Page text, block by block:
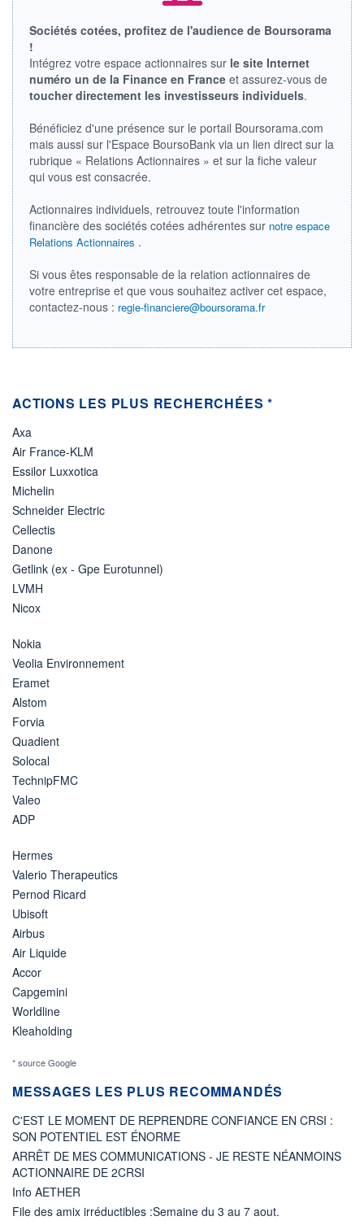
BAISSE HAUSSE
RENDEMENT
ESTIMÉ 2026
-
PER ESTIMÉ
2026
-
DIVIDENDE
0,00 EUR
DERNIER
DIVIDENDE
-
PROCHAIN
DIVIDENDE
ÉLIGIBILITÉ
Non éligible
Boursobank
+ PORTEFEUILLE + LISTE
Sociétés cotées, profitez de l'audience de Boursorama
!
Intégrez votre espace actionnaires sur le site Internet
numéro un de la Finance en France et assurez-vous de
toucher directement les investisseurs individuels.
Bénéficiez d'une présence sur le portail Boursorama.com
mais aussi sur l'Espace BoursoBank via un lien direct sur la
rubrique « Relations Actionnaires » et sur la fiche valeur
qui vous est consacrée.
Actionnaires individuels, retrouvez toute l'information
financière des sociétés cotées adhérentes sur notre espace
Relations Actionnaires .
Si vous êtes responsable de la relation actionnaires de
votre entreprise et que vous souhaitez activer cet espace,
contactez-nous : regie-financiere@boursorama.fr
ACTIONS LES PLUS RECHERCHÉES *
Axa
Air France-KLM
Essilor Luxxotica
Michelin
Schneider Electric
Cellectis
Danone
Getlink (ex - Gpe Eurotunnel)
LVMH
Nicox
Nokia
Veolia Environnement
Eramet
Alstom
Forvia
Quadient
Solocal
TechnipFMC
Valeo
ADP
Hermes
Valerio Therapeutics
Pernod Ricard
Ubisoft
Airbus
Air Liquide
Accor
Capgemini
Worldline
Kleaholding
* source Google
MESSAGES LES PLUS RECOMMANDÉS
C'EST LE MOMENT DE REPRENDRE CONFIANCE EN CRSI :
SON POTENTIEL EST ÉNORME
ARRÊT DE MES COMMUNICATIONS - JE RESTE NÉANMOINS
ACTIONNAIRE DE 2CRSI
Info AETHER
File des amix irréductibles :Semaine du 3 au 7 aout.